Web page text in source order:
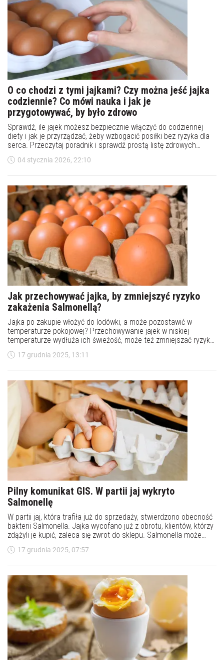
O co chodzi z tymi jajkami? Czy można jeść jajka
codziennie? Co mówi nauka i jak je
przygotowywać, by było zdrowo
Sprawdź, ile jajek możesz bezpiecznie włączyć do codziennej
diety i jak je przyrządzać, żeby wzbogacić posiłki bez ryzyka dla
serca. Przeczytaj poradnik i sprawdź prostą listę zdrowych
pomysłów na śniadanie - zacznij dzień mądrze!
04 stycznia 2026, 22:10
Jak przechowywać jajka, by zmniejszyć ryzyko
zakażenia Salmonellą?
Jajka po zakupie włożyć do lodówki, a może pozostawić w
temperaturze pokojowej? Przechowywanie jajek w niskiej
temperaturze wydłuża ich świeżość, może też zmniejszać ryzyko
zakażenia Salmonellą. Oto jak bezpiecznie przechowywać jajka.
17 grudnia 2025, 13:11
Pilny komunikat GIS. W partii jaj wykryto
Salmonellę
W partii jaj, która trafiła już do sprzedaży, stwierdzono obecność
bakterii Salmonella. Jajka wycofano już z obrotu, klientów, którzy
zdążyli je kupić, zaleca się zwrot do sklepu. Salmonella może
wywołać poważne zatrucie pokarmowe.
17 grudnia 2025, 07:57